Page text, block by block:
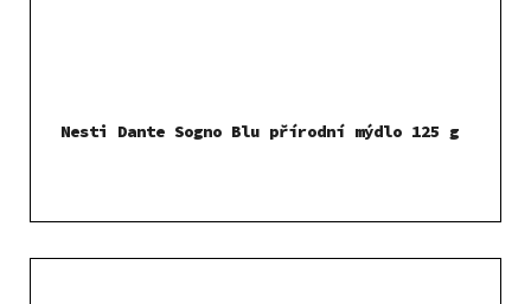
Nesti Dante Sogno Blu přírodní mýdlo 125 g